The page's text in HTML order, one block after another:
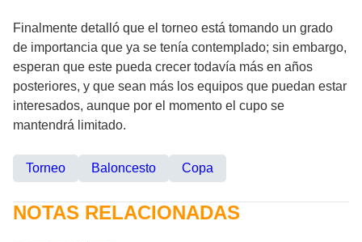
Finalmente detalló que el torneo está tomando un grado
de importancia que ya se tenía contemplado; sin embargo,
esperan que este pueda crecer todavía más en años
posteriores, y que sean más los equipos que puedan estar
interesados, aunque por el momento el cupo se
mantendrá limitado.
Torneo Baloncesto Copa
NOTAS RELACIONADAS